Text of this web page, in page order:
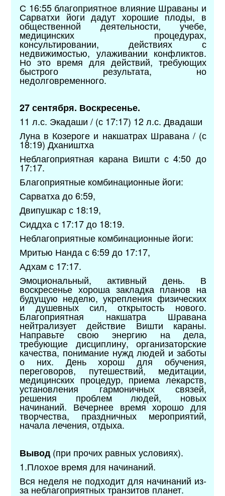
С 16:55 благоприятное влияние Шраваны и
Сарватхи йоги дадут хорошие плоды, в
общественной деятельности, учебе,
медицинских процедурах,
консультировании, действиях с
недвижимостью, улаживании конфликтов.
Но это время для действий, требующих
быстрого результата, но
недолговременного.
27 сентября. Воскресенье.
11 л.с. Экадаши / (с 17:17) 12 л.с. Двадаши
Луна в Козероге и накшатрах Шравана / (с
18:19) Дхаништха
Неблагоприятная карана Вишти с 4:50 до
17:17.
Благоприятные комбинационные йоги:
Сарватха до 6:59,
Двипушкар с 18:19,
Сиддха с 17:17 до 18:19.
Неблагоприятные комбинационные йоги:
Мритью Нанда с 6:59 до 17:17,
Адхам с 17:17.
Эмоциональный, активный день. В
воскресенье хороша закладка планов на
будущую неделю, укрепления физических
и душевных сил, открытость нового.
Благоприятная накшатра Шравана
нейтрализует действие Вишти караны.
Направьте свою энергию на дела,
требующие дисциплину, организаторские
качества, понимание нужд людей и заботы
о них. День хорош для обучения,
переговоров, путешествий, медитации,
медицинских процедур, приема лекарств,
установления гармоничных связей,
решения проблем людей, новых
начинаний. Вечернее время хорошо для
творчества, праздничных мероприятий,
начала лечения, отдыха.
Вывод (при прочих равных условиях).
1.Плохое время для начинаний.
Вся неделя не подходит для начинаний из-
за неблагоприятных транзитов планет.